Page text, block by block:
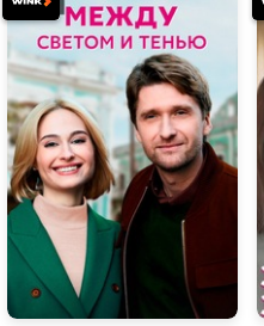
6.9